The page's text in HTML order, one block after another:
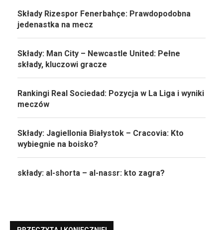
Składy Rizespor Fenerbahçe: Prawdopodobna
jedenastka na mecz
Składy: Man City – Newcastle United: Pełne
składy, kluczowi gracze
Rankingi Real Sociedad: Pozycja w La Liga i wyniki
meczów
Składy: Jagiellonia Białystok – Cracovia: Kto
wybiegnie na boisko?
składy: al-shorta – al-nassr: kto zagra?